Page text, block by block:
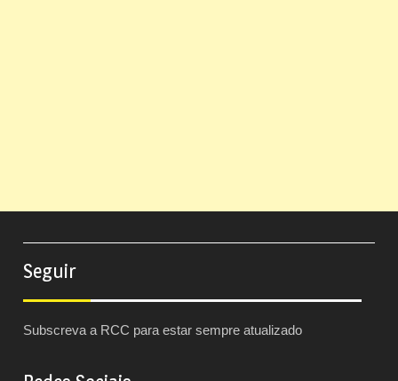
Seguir
Subscreva a RCC para estar sempre atualizado